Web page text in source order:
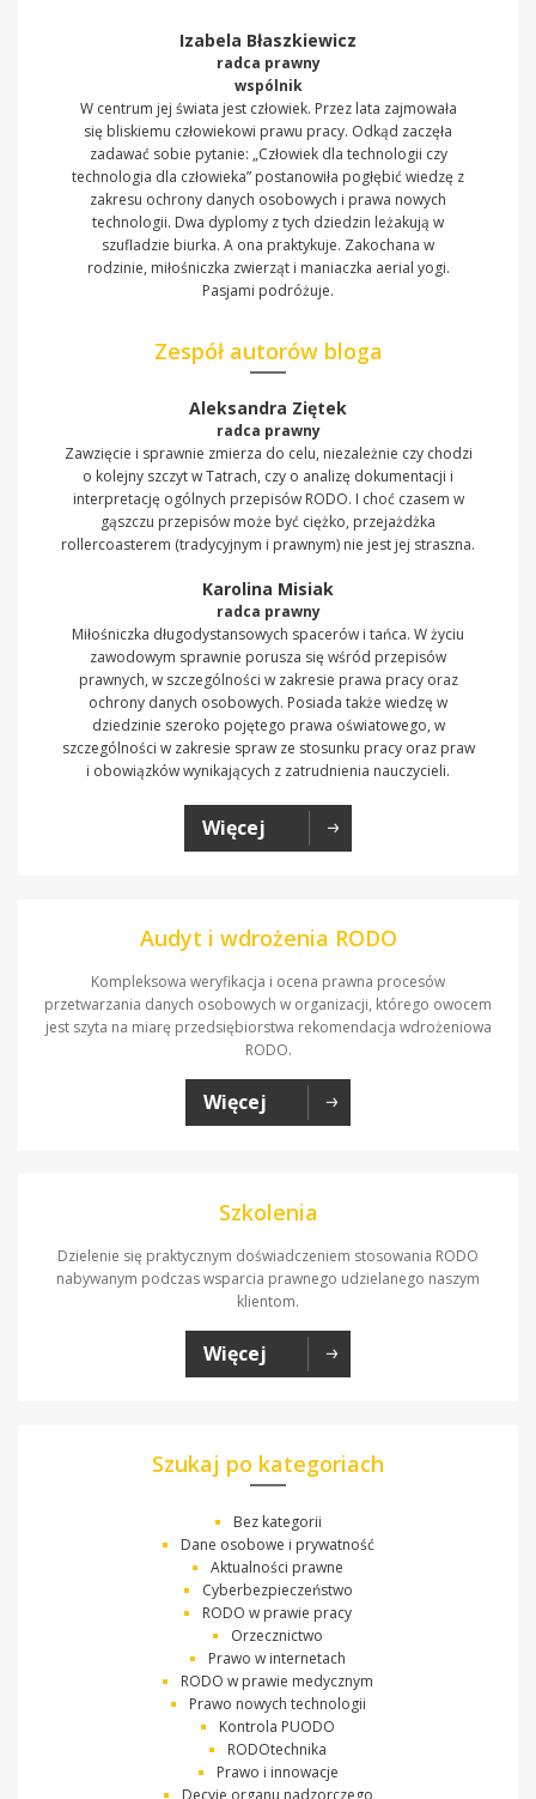
Izabela Błaszkiewicz
radca prawny
wspólnik
W centrum jej świata jest człowiek. Przez lata zajmowała
się bliskiemu człowiekowi prawu pracy. Odkąd zaczęła
zadawać sobie pytanie: „Człowiek dla technologii czy
technologia dla człowieka” postanowiła pogłębić wiedzę z
zakresu ochrony danych osobowych i prawa nowych
technologii. Dwa dyplomy z tych dziedzin leżakują w
szufladzie biurka. A ona praktykuje. Zakochana w
rodzinie, miłośniczka zwierząt i maniaczka aerial yogi.
Pasjami podróżuje.
Zespół autorów bloga
Aleksandra Ziętek
radca prawny
Zawzięcie i sprawnie zmierza do celu, niezależnie czy chodzi
o kolejny szczyt w Tatrach, czy o analizę dokumentacji i
interpretację ogólnych przepisów RODO. I choć czasem w
gąszczu przepisów może być ciężko, przejażdżka
rollercoasterem (tradycyjnym i prawnym) nie jest jej straszna.
Karolina Misiak
radca prawny
Miłośniczka długodystansowych spacerów i tańca. W życiu
zawodowym sprawnie porusza się wśród przepisów
prawnych, w szczególności w zakresie prawa pracy oraz
ochrony danych osobowych. Posiada także wiedzę w
dziedzinie szeroko pojętego prawa oświatowego, w
szczególności w zakresie spraw ze stosunku pracy oraz praw
i obowiązków wynikających z zatrudnienia nauczycieli.
Więcej
Audyt i wdrożenia RODO
Kompleksowa weryfikacja i ocena prawna procesów
przetwarzania danych osobowych w organizacji, którego owocem
jest szyta na miarę przedsiębiorstwa rekomendacja wdrożeniowa
RODO.
Więcej
Szkolenia
Dzielenie się praktycznym doświadczeniem stosowania RODO
nabywanym podczas wsparcia prawnego udzielanego naszym
klientom.
Więcej
Szukaj po kategoriach
Bez kategorii
Dane osobowe i prywatność
Aktualności prawne
Cyberbezpieczeństwo
RODO w prawie pracy
Orzecznictwo
Prawo w internetach
RODO w prawie medycznym
Prawo nowych technologii
Kontrola PUODO
RODOtechnika
Prawo i innowacje